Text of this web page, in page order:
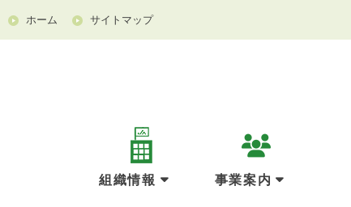
ホーム サイトマップ
組織情報 事業案内